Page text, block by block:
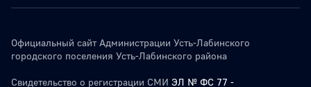
Официальный сайт Администрации Усть-Лабинского
городского поселения Усть-Лабинского района
Свидетельство о регистрации СМИ ЭЛ № ФС 77 -